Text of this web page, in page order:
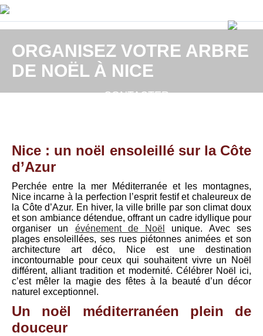
ORGANISEZ VOTRE ARBRE
DE NOËL À NICE
CONTACTER
Nice : un noël ensoleillé sur la Côte
d’Azur
Perchée entre la mer Méditerranée et les montagnes,
Nice incarne à la perfection l’esprit festif et chaleureux de
la Côte d’Azur. En hiver, la ville brille par son climat doux
et son ambiance détendue, offrant un cadre idyllique pour
organiser un événement de Noël
unique. Avec ses
plages ensoleillées, ses rues piétonnes animées et son
architecture art déco, Nice est une destination
incontournable pour ceux qui souhaitent vivre un Noël
différent, alliant tradition et modernité. Célébrer Noël ici,
c’est mêler la magie des fêtes à la beauté d’un décor
naturel exceptionnel.
Un noël méditerranéen plein de
douceur